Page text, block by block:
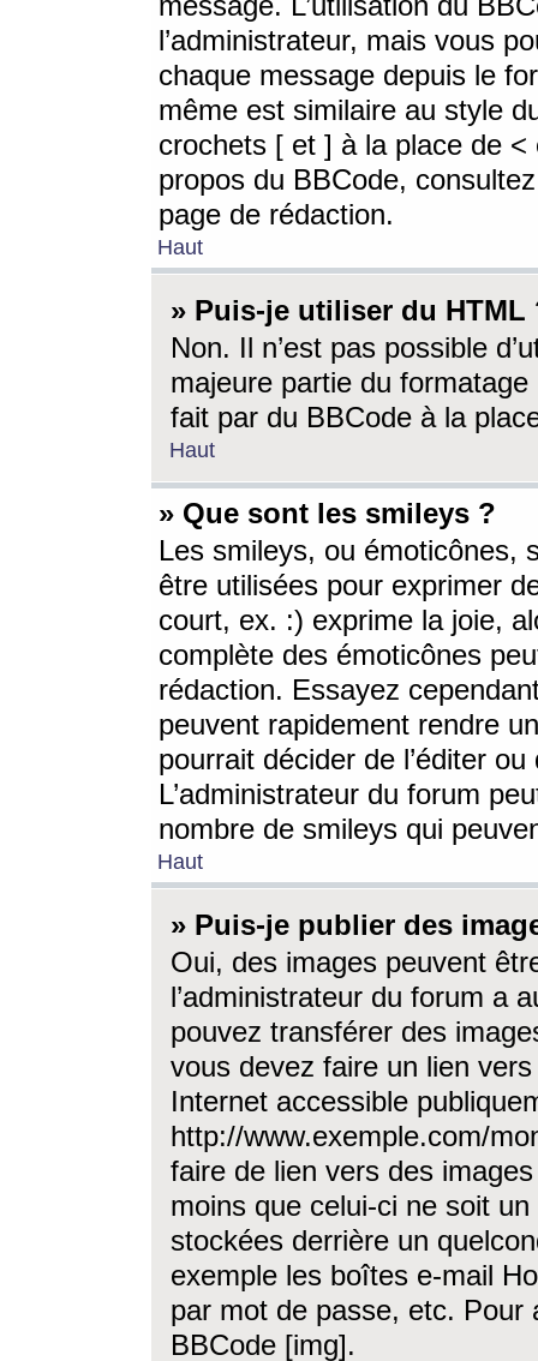
l’administrateur, mais vous
chaque message depuis le
même est similaire au style
crochets [ et ] à la place de <
propos du BBCode,
page de rédaction.
Haut
» Puis-je utiliser du HTML
Non. Il n’est pas possible
majeure partie du
fait par du BBCode à la
Haut
» Que sont les smileys ?
Les smileys, ou émoticônes,
être utilisées pour exprimer
court, ex. :) exprime la joie,
complète des émoticônes
rédaction. Essayez
peuvent rapidement rendre
pourrait décider de l’éditer
L’administrateur du forum
nombre de smileys qui
Haut
» Puis-je publier des
Oui, des images peuvent
l’administrateur du forum a
pouvez transférer des
vous devez faire un lien
Internet accessible
http://www.exemple.com/
faire de lien vers des
moins que celui-ci ne soit
stockées derrière un
exemple les boîtes e-mail
par mot de passe, etc. Pour
BBCode [img].